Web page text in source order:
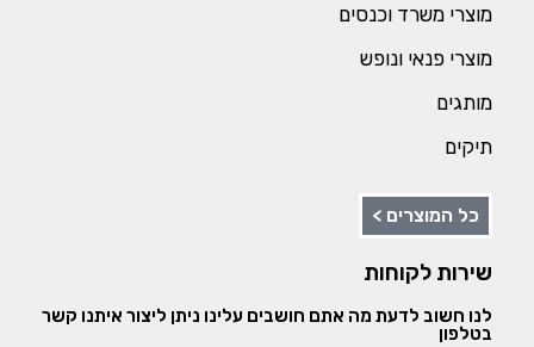
מוצרי משרד וכנסים
מוצרי פנאי ונופש
מותגים
תיקים
כל המוצרים >
שירות לקוחות
לנו חשוב לדעת מה אתם חושבים עלינו ניתן ליצור איתנו קשר
בטלפון